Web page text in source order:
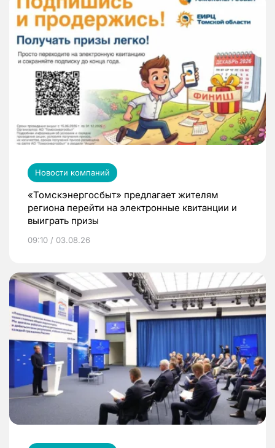
Новости компаний
«Томскэнергосбыт» предлагает жителям
региона перейти на электронные квитанции и
выиграть призы
09:10 / 03.08.26